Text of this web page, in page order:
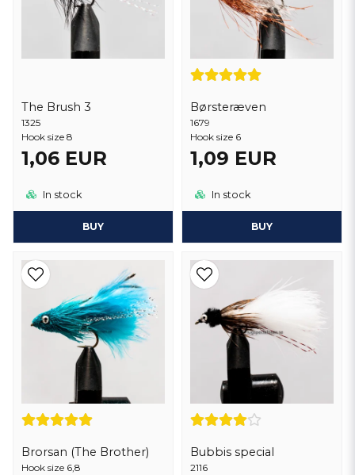
The Brush 3
1325
Hook size 8
1,06 EUR
In stock
BUY
Børsteræven
1679
Hook size 6
1,09 EUR
In stock
BUY
Brorsan (The Brother)
Hook size 6,8
Bubbis special
2116